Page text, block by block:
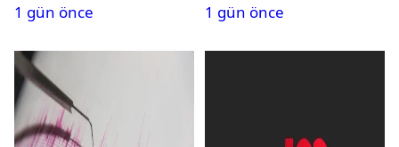
1 gün önce
açıldı
1 gün önce